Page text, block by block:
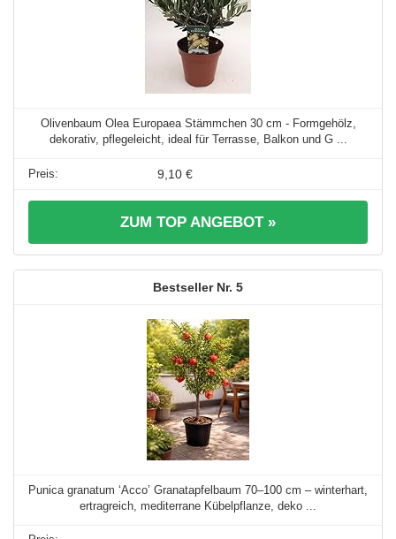
Olivenbaum Olea Europaea Stämmchen 30 cm - Formgehölz,
dekorativ, pflegeleicht, ideal für Terrasse, Balkon und G ...
9,10 €
ZUM TOP ANGEBOT »
5
Punica granatum ‘Acco’ Granatapfelbaum 70–100 cm – winterhart,
ertragreich, mediterrane Kübelpflanze, deko ...